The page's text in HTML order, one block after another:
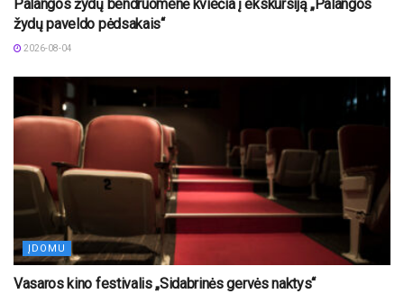
Palangos žydų bendruomenė kviečia į ekskursiją „Palangos
žydų paveldo pėdsakais“
2026-08-04
ĮDOMU
Vasaros kino festivalis „Sidabrinės gervės naktys“